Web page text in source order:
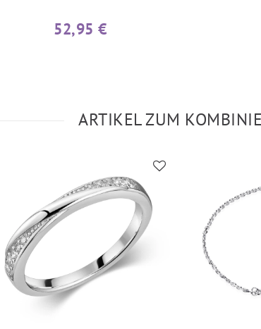
52,95 €
ARTIKEL ZUM